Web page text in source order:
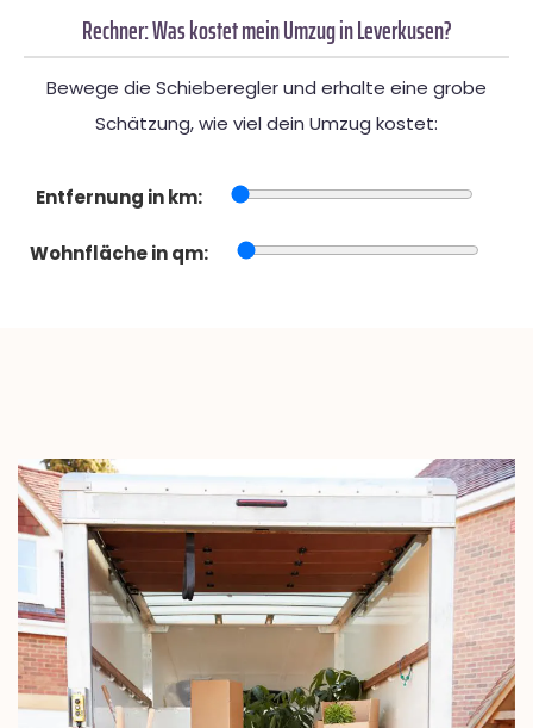
Rechner: Was kostet mein Umzug in Leverkusen?
Bewege die Schieberegler und erhalte eine grobe
Schätzung, wie viel dein Umzug kostet:
Entfernung in km:
Wohnfläche in qm: